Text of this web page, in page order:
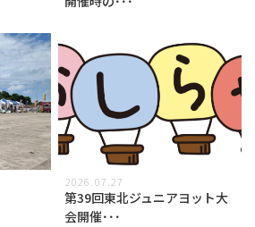
2026.07.27
第39回東北ジュニアヨット大
会開催･･･